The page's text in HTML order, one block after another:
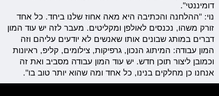
דומיננטי".
נוי: "ההלחנה והכתיבה היא מאה אחוז שלנו ביחד. כל אחד
זורק משהו, נכנסים לאולפן ומקליטים. מעבר לזה יש עוד המון
דברים במותג שבונים אותו שאנשים לא יודעים עליהם וזה
המון עבודה: המיתוג הנכון, גרפיקות, צילומים, קליפ, ראיונות
וכמובן ליצור תוכן חדש. יש עוד המון עבודה מסביב ואת זה
אנחנו כן מחלקים בנינו, כל אחד ומה שהוא יותר טוב בו".